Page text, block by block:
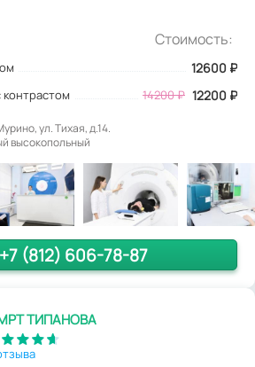
Стоимость:
12600 ₽
14200 ₽ 12200 ₽
ул. Тихая, д.14.
высокопольный
+7 (812) 606-78-87
ТИПАНОВА